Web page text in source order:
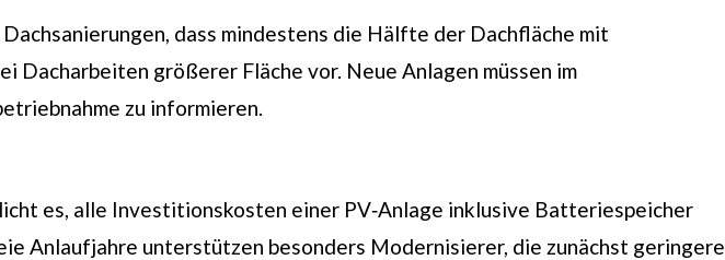
dass mindestens die Hälfte der Dachfläche mit
Dacharbeiten größerer Fläche vor. Neue Anlagen müssen im
zu informieren.
es, alle Investitionskosten einer PV‑Anlage inklusive Batteriespeicher
Anlaufjahre unterstützen besonders Modernisierer, die zunächst geringere